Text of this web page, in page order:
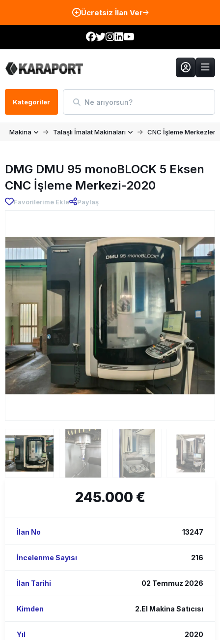
Ücretsiz İlan Ver
Kategoriler Ne arıyorsun?
Makina Talaşlı İmalat Makinaları CNC İşleme Merkezleri
DMG DMU 95 monoBLOCK 5 Eksen
CNC İşleme Merkezi-2020
Favorilerime Ekle Paylaş
245.000 €
İlan No 13247
İncelenme Sayısı 216
İlan Tarihi 02 Temmuz 2026
Kimden 2.El Makina Satıcısı
Yıl 2020